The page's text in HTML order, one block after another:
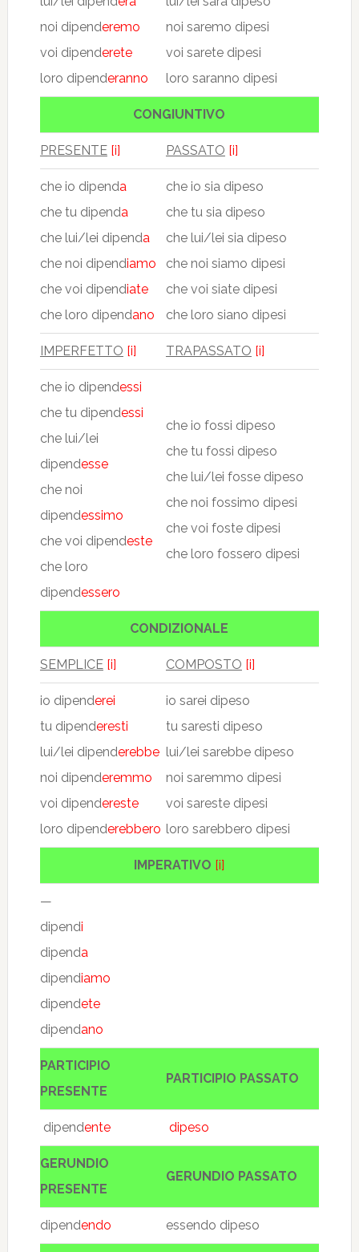
noi dipenderemo
voi dipenderete
loro dipenderanno
noi saremo dipesi
voi sarete dipesi
loro saranno dipesi
CONGIUNTIVO
PRESENTE [i] PASSATO [i]
che io dipenda
che tu dipenda
che lui/lei dipenda
che noi dipendiamo
che voi dipendiate
che loro dipendano
che io sia dipeso
che tu sia dipeso
che lui/lei sia dipeso
che noi siamo dipesi
che voi siate dipesi
che loro siano dipesi
IMPERFETTO [i] TRAPASSATO [i]
che io dipendessi
che tu dipendessi
che lui/lei
dipendesse
che noi
dipendessimo
che voi dipendeste
che loro
dipendessero
che io fossi dipeso
che tu fossi dipeso
che lui/lei fosse dipeso
che noi fossimo dipesi
che voi foste dipesi
che loro fossero dipesi
CONDIZIONALE
SEMPLICE [i] COMPOSTO [i]
io dipenderei
tu dipenderesti
lui/lei dipenderebbe
noi dipenderemmo
voi dipendereste
loro dipenderebbero
io sarei dipeso
tu saresti dipeso
lui/lei sarebbe dipeso
noi saremmo dipesi
voi sareste dipesi
loro sarebbero dipesi
IMPERATIVO [i]
—
dipendi
dipenda
dipendiamo
dipendete
dipendano
PARTICIPIO
PRESENTE
PARTICIPIO PASSATO
dipendente dipeso
GERUNDIO
PRESENTE
GERUNDIO PASSATO
dipendendo essendo dipeso